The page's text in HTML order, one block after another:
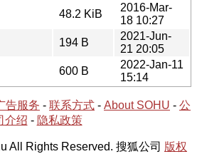
48.2 KiB
2016-Mar-
18 10:27
194 B
2021-Jun-
21 20:05
600 B
2022-Jan-11
15:14
告服务 - 联系方式 - About SOHU - 公
介绍 - 隐私政策
All Rights Reserved. 搜狐公司 版权